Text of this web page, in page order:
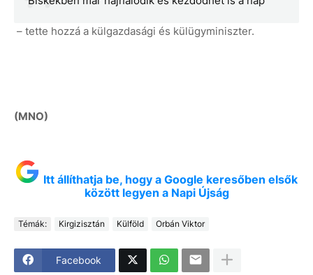
– tette hozzá a külgazdasági és külügyminiszter.
(MNO)
Itt állíthatja be, hogy a Google keresőben elsők
között legyen a Napi Újság
Témák: Kirgizisztán Külföld Orbán Viktor
Facebook